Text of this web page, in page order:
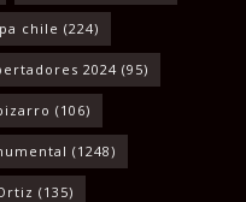
chile (224)
2024 (95)
(106)
(1248)
(135)